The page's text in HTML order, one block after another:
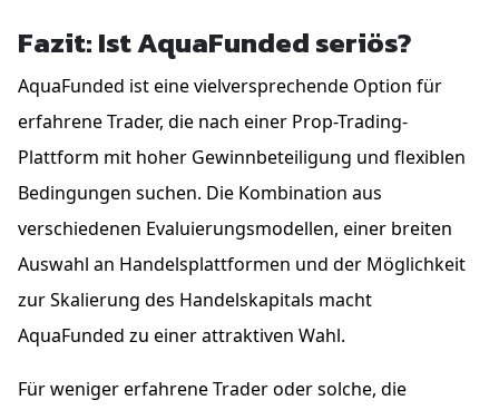
Fazit: Ist AquaFunded seriös?
AquaFunded ist eine vielversprechende Option für
erfahrene Trader, die nach einer Prop-Trading-
Plattform mit hoher Gewinnbeteiligung und flexiblen
Bedingungen suchen. Die Kombination aus
verschiedenen Evaluierungsmodellen, einer breiten
Auswahl an Handelsplattformen und der Möglichkeit
zur Skalierung des Handelskapitals macht
AquaFunded zu einer attraktiven Wahl.
Für weniger erfahrene Trader oder solche, die